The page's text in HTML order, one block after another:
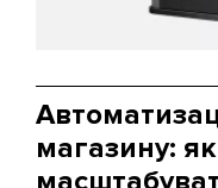
магазину: